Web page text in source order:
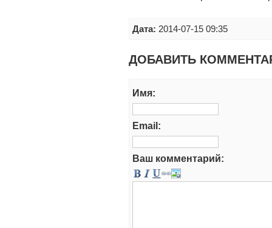
Дата: 2014-07-15 09:35
ДОБАВИТЬ
Имя:
Email:
Ваш комментарий: